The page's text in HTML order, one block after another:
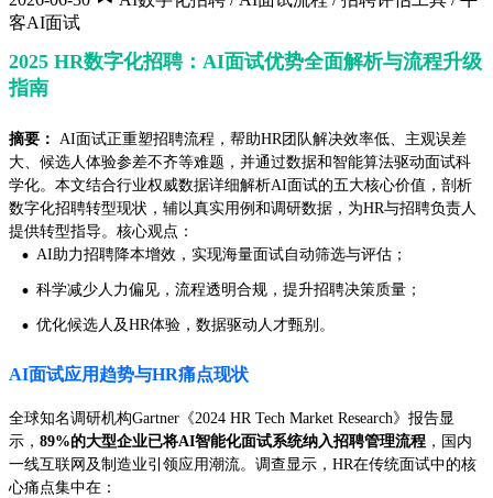
客AI面试
2025 HR数字化招聘：AI面试优势全面解析与流程升级
指南
摘要： AI面试正重塑招聘流程，帮助HR团队解决效率低、主观误差
大、候选人体验参差不齐等难题，并通过数据和智能算法驱动面试科
学化。本文结合行业权威数据详细解析AI面试的五大核心价值，剖析
数字化招聘转型现状，辅以真实用例和调研数据，为HR与招聘负责人
提供转型指导。核心观点：
· AI助力招聘降本增效，实现海量面试自动筛选与评估；
· 科学减少人力偏见，流程透明合规，提升招聘决策质量；
· 优化候选人及HR体验，数据驱动人才甄别。
AI面试应用趋势与HR痛点现状
全球知名调研机构Gartner《2024 HR Tech Market Research》报告显
示， 89%的大型企业已将AI智能化面试系统纳入招聘管理流程 ，国内
一线互联网及制造业引领应用潮流。调查显示，HR在传统面试中的核
心痛点集中在：